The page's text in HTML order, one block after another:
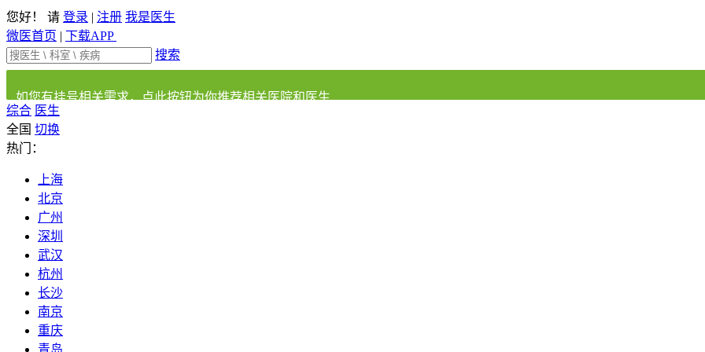
您好！ 请 登录 | 注册 我是医生
微医首页 | 下载APP
搜索
如您有挂号相关需求，点此按钮为你推荐相关医院和医生
综合 医生
全国 切换
热门：
上海
北京
广州
深圳
武汉
杭州
长沙
南京
重庆
青岛